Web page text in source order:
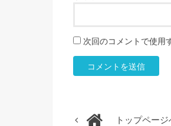
次回のコメントで使用
トップページ